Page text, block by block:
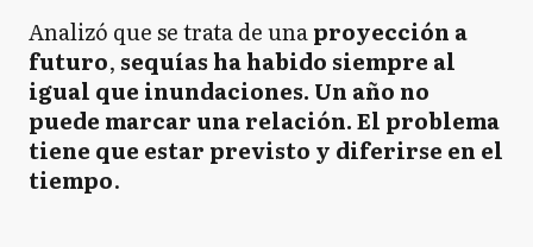
Analizó que se trata de unaproyección a
futuro, sequías ha habido siempre al
igual que inundaciones. Un año no
puede marcar una relación. El problema
tiene que estar previsto y diferirse en el
tiempo.